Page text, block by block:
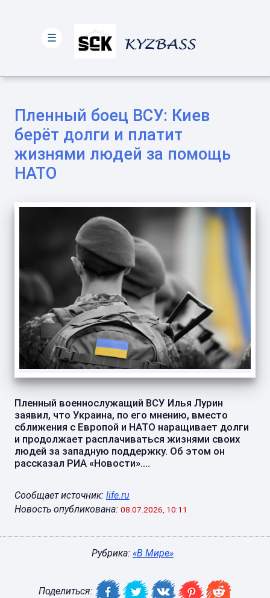
Пленный боец ВСУ: Киев
берёт долги и платит
жизнями людей за помощь
НАТО
Пленный военнослужащий ВСУ Илья Лурин
заявил, что Украина, по его мнению, вместо
сближения с Европой и НАТО наращивает долги
и продолжает расплачиваться жизнями своих
людей за западную поддержку. Об этом он
рассказал РИА «Новости»....
Сообщает источник: life.ru
Новость опубликована: 08.07.2026, 10:11
Рубрика: «В Мире»
Поделиться:
☰